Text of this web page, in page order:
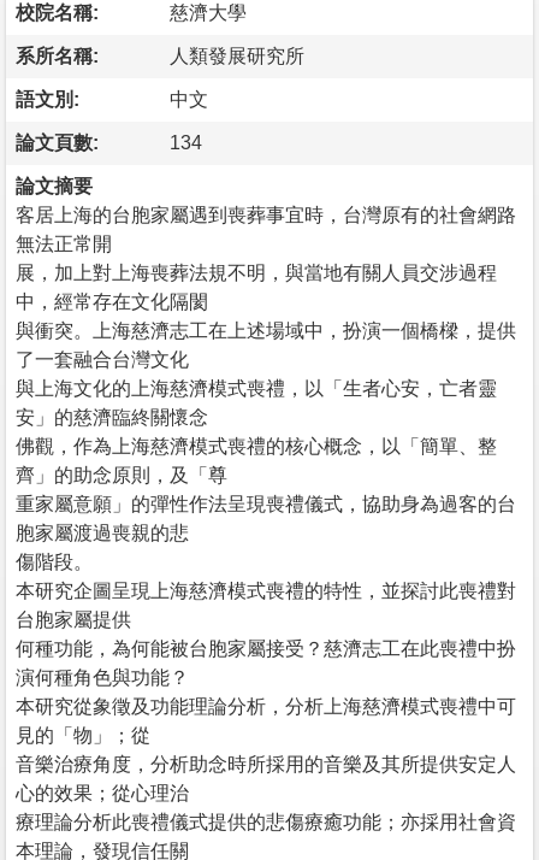
校院名稱: 慈濟大學
系所名稱: 人類發展研究所
語文別: 中文
論文頁數: 134
論文摘要
客居上海的台胞家屬遇到喪葬事宜時，台灣原有的社會網路
無法正常開
展，加上對上海喪葬法規不明，與當地有關人員交涉過程
中，經常存在文化隔閡
與衝突。上海慈濟志工在上述場域中，扮演一個橋樑，提供
了一套融合台灣文化
與上海文化的上海慈濟模式喪禮，以「生者心安，亡者靈
安」的慈濟臨終關懷念
佛觀，作為上海慈濟模式喪禮的核心概念，以「簡單、整
齊」的助念原則，及「尊
重家屬意願」的彈性作法呈現喪禮儀式，協助身為過客的台
胞家屬渡過喪親的悲
傷階段。
本研究企圖呈現上海慈濟模式喪禮的特性，並探討此喪禮對
台胞家屬提供
何種功能，為何能被台胞家屬接受？慈濟志工在此喪禮中扮
演何種角色與功能？
本研究從象徵及功能理論分析，分析上海慈濟模式喪禮中可
見的「物」；從
音樂治療角度，分析助念時所採用的音樂及其所提供安定人
心的效果；從心理治
療理論分析此喪禮儀式提供的悲傷療癒功能；亦採用社會資
本理論，發現信任關